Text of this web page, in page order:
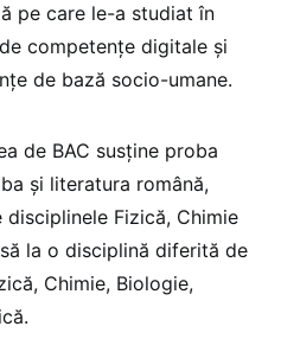
pe care le-a studiat în
competențe digitale și
de bază socio-umane.
de BAC susține proba
și literatura română,
Fizică, Chimie
la o disciplină diferită de
Chimie, Biologie,